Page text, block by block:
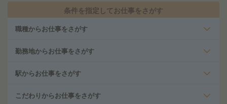
条件を指定してお仕事をさがす
職種からお仕事をさがす
勤務地からお仕事をさがす
駅からお仕事をさがす
こだわりからお仕事をさがす